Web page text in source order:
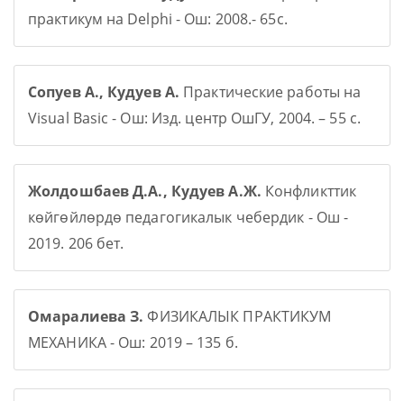
практикум на Delphi - Ош: 2008.- 65с.
Сопуев А., Кудуев А. Практические работы на
Visual Basic - Ош: Изд. центр ОшГУ, 2004. – 55 с.
Жолдошбаев Д.А., Кудуев А.Ж. Конфликттик
көйгөйлөрдө педагогикалык чебердик - Ош -
2019. 206 бет.
Омаралиева З. ФИЗИКАЛЫК ПРАКТИКУМ
МЕХАНИКА - Ош: 2019 – 135 б.